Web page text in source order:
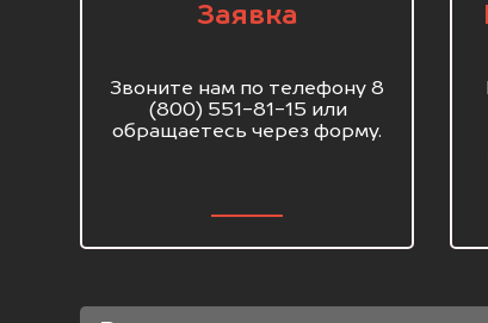
Заявка
Звоните нам по телефону 8
(800) 551-81-15 или
обращаетесь через форму.